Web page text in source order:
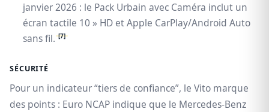
janvier 2026 : le Pack Urbain avec Caméra inclut un
écran tactile 10 » HD et Apple CarPlay/Android Auto
sans fil. [7]
SÉCURITÉ
Pour un indicateur “tiers de confiance”, le Vito marque
des points : Euro NCAP indique que le Mercedes‑Benz